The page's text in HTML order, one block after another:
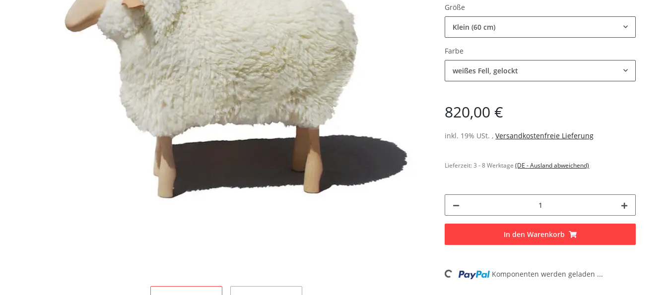
Größe
Klein (60 cm)
Farbe
weißes Fell, gelockt
820,00 €
inkl. 19% USt. ,Versandkostenfreie Lieferung
Lieferzeit:3 - 8 Werktage(DE - Ausland abweichend)
In den Warenkorb
Loading... Komponenten werden geladen ...